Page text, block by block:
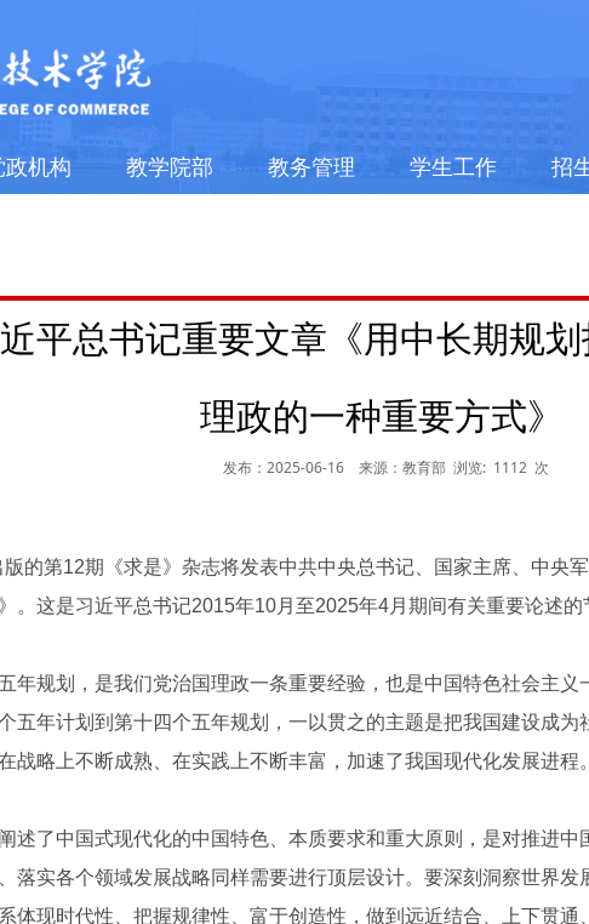
政机构 教学院部 教务管理 学生工作 招
平总书记重要文章《用中长期规
理政的一种重要方式》
发布：2025-06-16 来源：教育部 浏览: 1112 次
第12期《求是》杂志将发表中共中央总书记、国家主席、中央
。这是习近平总书记2015年10月至2025年4月期间有关重要论述的
规划，是我们党治国理政一条重要经验，也是中国特色社会主义
五年计划到第十四个五年规划，一以贯之的主题是把我国建设成
战略上不断成熟、在实践上不断丰富，加速了我国现代化发展进程。
了中国式现代化的中国特色、本质要求和重大原则，是对推进中
落实各个领域发展战略同样需要进行顶层设计。要深刻洞察世界
体现时代性、把握规律性、富于创造性，做到远近结合、上下贯通